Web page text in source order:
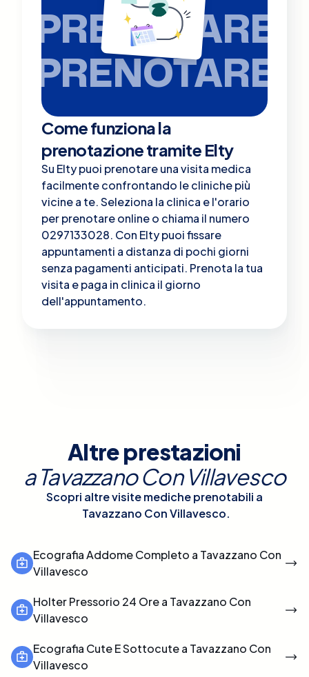
PRENOTARE
PRENOTARE
Come funziona la
prenotazione tramite Elty
Su Elty puoi prenotare una visita medica
facilmente confrontando le cliniche più
vicine a te. Seleziona la clinica e l'orario
per prenotare online o chiama il numero
0297133028. Con Elty puoi fissare
appuntamenti a distanza di pochi giorni
senza pagamenti anticipati. Prenota la tua
visita e paga in clinica il giorno
dell'appuntamento.
Altre prestazioni
aTavazzano Con Villavesco
Scopri altre visite mediche prenotabili a
Tavazzano Con Villavesco.
Ecografia Addome Completo a Tavazzano Con
Villavesco
Holter Pressorio 24 Ore a Tavazzano Con
Villavesco
Ecografia Cute E Sottocute a Tavazzano Con
Villavesco